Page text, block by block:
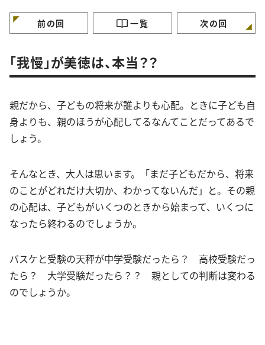
と】
前の回 一覧 次の回
「我慢」が美徳は、本当？？
親だから、子どもの将来が誰よりも心配。ときに子ども自
身よりも、親のほうが心配してるなんてことだってあるで
しょう。
そんなとき、大人は思います。「まだ子どもだから、将来
のことがどれだけ大切か、わかってないんだ」と。その親
の心配は、子どもがいくつのときから始まって、いくつに
なったら終わるのでしょうか。
バスケと受験の天秤が中学受験だったら？ 高校受験だっ
たら？ 大学受験だったら？？ 親としての判断は変わる
のでしょうか。